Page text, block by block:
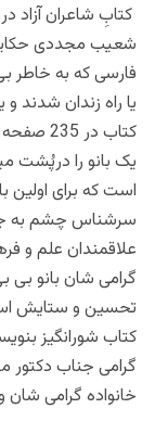
کتابِ شاعران آزاد
شعیب مجددی
فارسی که به خاطر
یا راه زندان شدند
کتاب
یک بانو را درپُشت
است که برای
سرشناس چشم به
علاقمندان علم و
گرامی شان بانو بی
تحسین و ستایش
کتاب شورانگیز
گرامی جناب
خانواده گرامی شان